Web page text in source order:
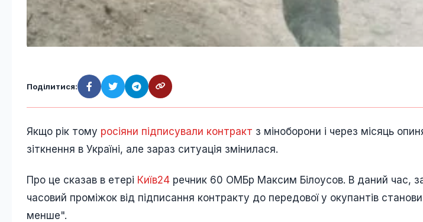
Поділитися:
Якщо рік тому росіяни підписували контракт з міноборони і через місяць
зіткнення в Україні, але зараз ситуація змінилася.
Про це сказав в етері Київ24 речник 60 ОМБр Максим Білоусов. В даний час,
часовий проміжок від підписання контракту до передової у окупантів
менше".